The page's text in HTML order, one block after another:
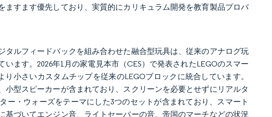
すます優先しており、実質的にカリキュラム開発を教育製品プロバ
ルフィードバックを組み合わせた融合型玩具は、従来のアナログ玩
ます。2026年1月の家電見本市（CES）で発表されたLEGOのスマー
小さいカスタムチップを従来のLEGOブロックに統合しています。
型スピーカーが含まれており、スクリーンを必要とせずにリアルタ
ー・ウォーズをテーマにした3つのセットが含まれており、スマート
づいてエンジン音、ライトセーバーの音、帝国のマーチなどの状況